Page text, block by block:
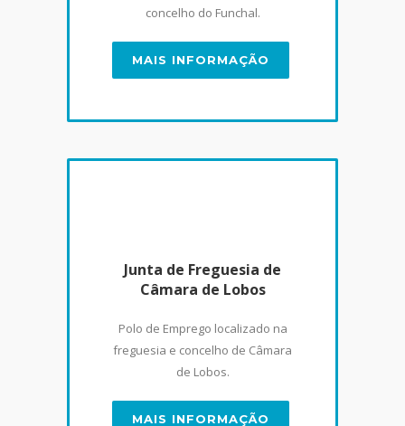
concelho do Funchal.
MAIS INFORMAÇÃO
Junta de Freguesia de
Câmara de Lobos
Polo de Emprego localizado na
freguesia e concelho de Câmara
de Lobos.
MAIS INFORMAÇÃO